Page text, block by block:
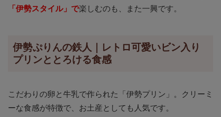
「伊勢スタイル」で楽しむのも、また一興です。
伊勢ぷりんの鉄人｜レトロ可愛いビン入り
プリンととろける食感
こだわりの卵と牛乳で作られた「伊勢プリン」。クリーミ
ーな食感が特徴で、お土産としても人気です。